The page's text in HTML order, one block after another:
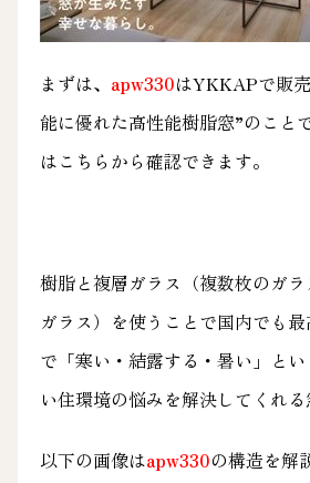
まずは、 apw330はYKKAPで販
能に優れた高性能樹脂窓”のこと
はこちら から確認できます。
樹脂と複層ガラス（複数枚のガ
ガラス）を使うことで国内でも
で「寒い・結露する・暑い」と
い住環境の悩みを解決してくれる
以下の画像はapw330の構造を解